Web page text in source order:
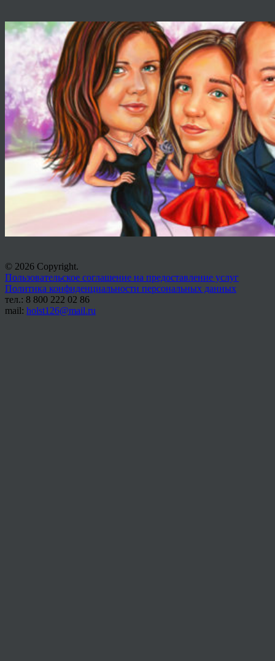
© 2026 Copyright.
Пользовательское соглашение на предоставление услуг
Политика конфиденциальности персональных данных
тел.: 8 800 222 02 86
mail: holst126@mail.ru